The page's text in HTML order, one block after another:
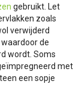
gebruikt. Let
zoals
verwijderd
de
wordt. Soms
met
een sopje